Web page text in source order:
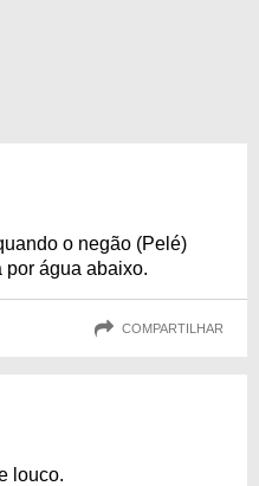
o negão (Pelé)
água abaixo.
COMPARTILHAR
louco.